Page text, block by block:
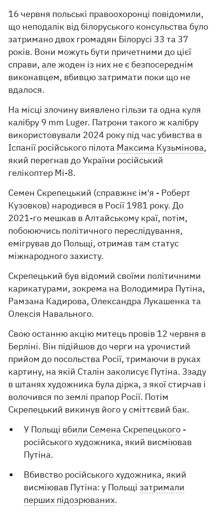
16 червня польські правоохоронці повідомили,
що неподалік від білоруського консульства було
затримано двох громадян Білорусі 33 та 37
років. Вони можуть бути причетними до цієї
справи, але жоден із них не є безпосереднім
виконавцем, вбивцю затримати поки що не
вдалося.
На місці злочину виявлено гільзи та одна куля
калібру 9 mm Luger. Патрони такого ж калібру
використовували 2024 року під час убивства в
Іспанії російського пілота Максима Кузьмінова,
який перегнав до України російський
гелікоптер Мі-8.
Семен Скрепецький (справжнє ім'я - Роберт
Кузовков) народився в Росії 1981 року. До
2021-го мешкав в Алтайському краї, потім,
побоюючись політичного переслідування,
емігрував до Польщі, отримав там статус
міжнародного захисту.
Скрепецький був відомий своїми політичними
карикатурами, зокрема на Володимира Путіна,
Рамзана Кадирова, Олександра Лукашенка та
Олексія Навального.
Свою останню акцію митець провів 12 червня в
Берліні. Він підійшов до черги на урочистий
прийом до посольства Росії, тримаючи в руках
картину, на якій Сталін заколисує Путіна. Ззаду
в штанях художника була дірка, з якої стирчав і
волочився по землі прапор Росії. Потім
Скрепецький викинув його у сміттєвий бак.
У Польщі вбили Семена Скрепецького -
російського художника, який висміював
Путіна.
Вбивство російського художника, який
висміював Путіна: у Польщізатримали
перших підозрюваних.